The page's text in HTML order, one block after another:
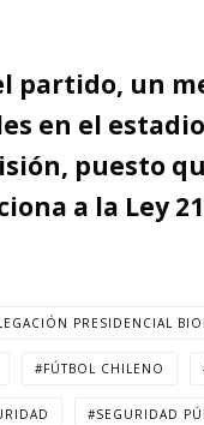
partido, un
en el
puesto
a la Ley
PRESIDENCIAL
FÚTBOL CHILENO
SEGURIDAD